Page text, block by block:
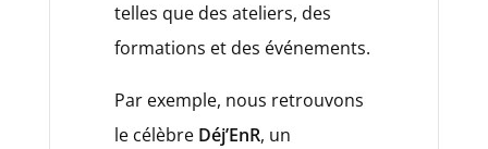
telles que des ateliers, des
formations et des événements.
Par exemple, nous retrouvons
le célèbre Déj’EnR, un